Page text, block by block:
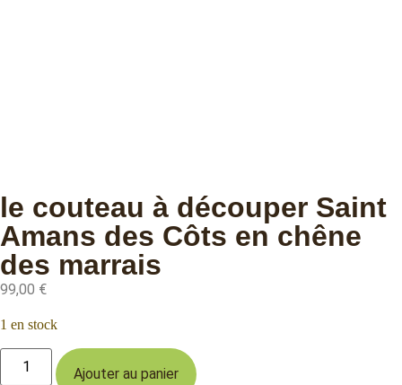
le couteau à découper Saint
Amans des Côts en chêne
des marrais
99,00 €
1 en stock
Ajouter au panier